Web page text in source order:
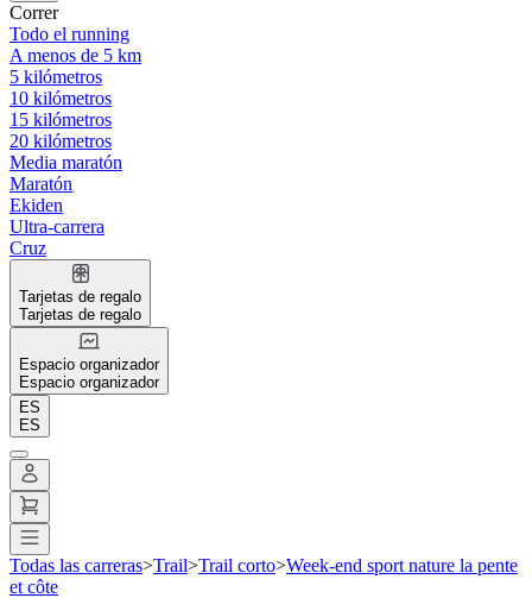
Correr
Todo el running
A menos de 5 km
5 kilómetros
10 kilómetros
15 kilómetros
20 kilómetros
Media maratón
Maratón
Ekiden
Ultra-carrera
Cruz
Tarjetas de regalo
Tarjetas de regalo
Espacio organizador
Espacio organizador
ES
ES
Todas las carreras>Trail>Trail corto>Week-end sport nature la pente
et côte